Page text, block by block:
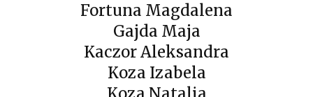
Fortuna Magdalena
Gajda Maja
Kaczor Aleksandra
Koza Izabela